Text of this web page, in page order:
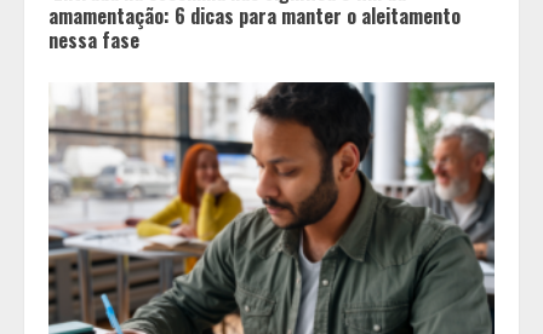
amamentação: 6 dicas para manter o aleitamento
nessa fase